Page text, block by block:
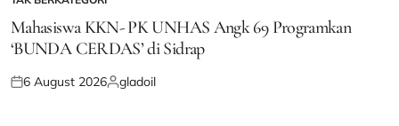
POSTED
IN
Mahasiswa KKN- PK UNHAS Angk 69 Programkan
‘BUNDA CERDAS’ di Sidrap
Posted
6 August 2026Posted
gladoil